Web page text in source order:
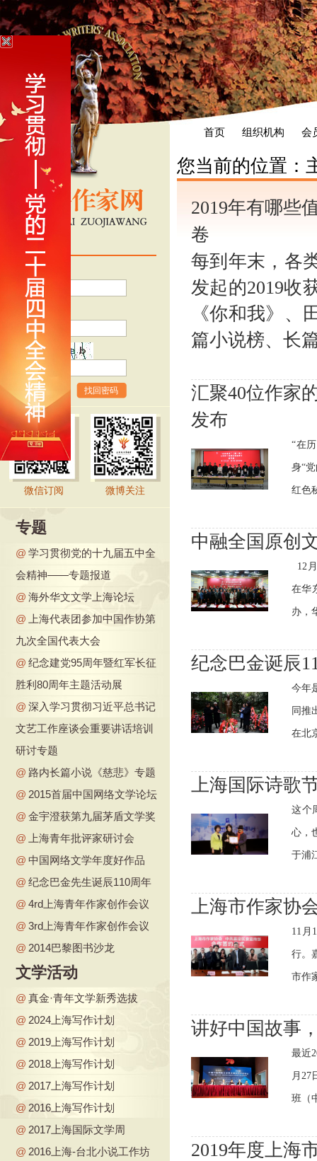
首页 组织机构 会
密 码
验证码
找回密码
微信订阅 微博关注
专题
@ 学习贯彻党的十九届五中全
会精神——专题报道
@ 海外华文文学上海论坛
@
上海代表团参加中国作协第
九次全国代表大会
@ 纪念建党95周年暨红军长征
胜利80周年主题活动展
@ 深入学习贯彻习近平总书记
文艺工作座谈会重要讲话培训
研讨专题
@ 路内长篇小说《慈悲》专题
@ 2015首届中国网络文学论坛
@ 金宇澄获第九届茅盾文学奖
@
上海青年批评家研讨会
@ 中国网络文学年度好作品
@ 纪念巴金先生诞辰110周年
@ 4rd上海青年作家创作会议
@ 3rd上海青年作家创作会议
@ 2014巴黎图书沙龙
文学活动
@ 真金·青年文学新秀选拔
@ 2024上海写作计划
@ 2019上海写作计划
@ 2018上海写作计划
@ 2017上海写作计划
@ 2016上海写作计划
@ 2017上海国际文学周
@ 2016上海-台北小说工作坊
您当前的位置：
2019年有哪些
卷
每到年末，各
发起的2019收
《你和我》、
篇小说榜、长
汇聚40位作家
发布
“在
身“
红色
中融全国原创
12
在华
办，
纪念巴金诞辰
今年
同推
在北
上海国际诗歌
这个
心，
于浦
上海市作家协
11月
行。
市作
讲好中国故事
最近
月27
班（
2019年度上海